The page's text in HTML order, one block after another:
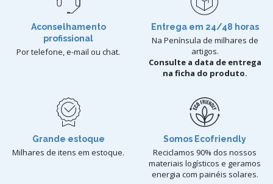
Aconselhamento
profissional
Por telefone, e-mail ou chat.
Entrega em 24/48 horas
Na Península de milhares de
artigos.
Consulte a data de entrega
na ficha do produto.
Grande estoque
Milhares de itens em estoque.
Somos Ecofriendly
Reciclamos 90% dos nossos
materiais logísticos e geramos
energia com painéis solares.